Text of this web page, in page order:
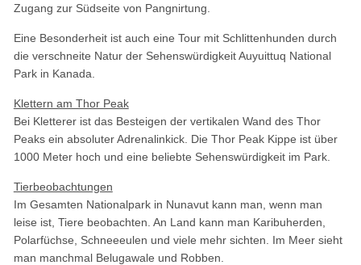
Zugang zur Südseite von Pangnirtung.
Eine Besonderheit ist auch eine Tour mit Schlittenhunden durch
die verschneite Natur der Sehenswürdigkeit Auyuittuq National
Park in Kanada.
Klettern am Thor Peak
Bei Kletterer ist das Besteigen der vertikalen Wand des Thor
Peaks ein absoluter Adrenalinkick. Die Thor Peak Kippe ist über
1000 Meter hoch und eine beliebte Sehenswürdigkeit im Park.
Tierbeobachtungen
Im Gesamten Nationalpark in Nunavut kann man, wenn man
leise ist, Tiere beobachten. An Land kann man Karibuherden,
Polarfüchse, Schneeeulen und viele mehr sichten. Im Meer sieht
man manchmal Belugawale und Robben.